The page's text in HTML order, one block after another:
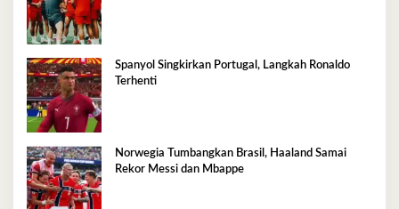
Spanyol Singkirkan Portugal, Langkah Ronaldo
Terhenti
Norwegia Tumbangkan Brasil, Haaland Samai
Rekor Messi dan Mbappe